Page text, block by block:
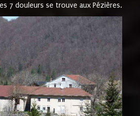
7 douleurs se trouve aux Pézières.